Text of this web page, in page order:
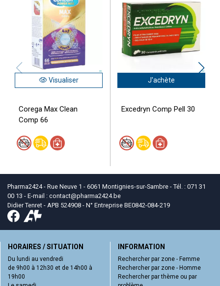
Visualiser
Corega Max Clean
Comp 66
J'achète
Excedryn Comp Pell 30
Pharma2424 - Rue Neuve 1 - 6061 Montignies-sur-Sambre - Tél. : 071 31
00 13 - E-mail : contact@pharma2424.be
Didier Tenret - APB 524908 - N° Entreprise BE0842-084-219
HORAIRES / SITUATION
Du lundi au vendredi
de 9h00 à 12h30 et de 14h00 à
19h00
INFORMATION
Rechercher par zone - Femme
Rechercher par zone - Homme
Rechercher par thème ou par